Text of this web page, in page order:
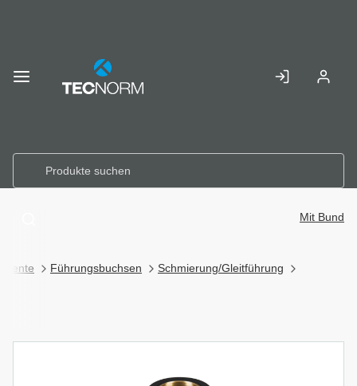
Führungsbuchsen Schmierung/Gleitführung
Mit Bund